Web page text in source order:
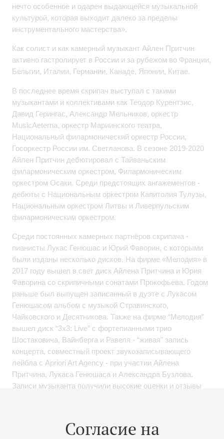
Согласие на
нечто особенное и одарен выдающейся музыкальной
культурой, которая выходит далеко за пределы
инструментального мастерства».
Как солист и как камерный музыкант Айлен Притчин
активно гастролирует в России и за рубежом во Франции,
Бельгии, Италии, Германии, Канаде, Японии, Китае.
В последнее время скрипач выступал с такими
музыкантами и коллективами как Теодор Курентзис,
Давид Герингас, Александр Мельников, оркестр
MusicAeterna, оркестр Мариинского театра,
Национальный филармонический оркестр России,
Госоркестр России им. Светланова. В сезоне 2019-2020
Айлен Притчин дебютировал с Тайваньским
филармоническим оркестром, Филармоническим
оркестром Осаки. Среди предстоящих ангажементов -
дебюты с Национальным оркестром Капитолия Тулузы,
Национальным оркестром Литвы и Ливерпульским
филармоническим оркестром.
Среди постоянных камерных партнёров скрипача -
пианисты Лукас Генюшас и Юрий Фаворин, с которыми
были изданы несколько дисков. На фирме «Мелодия» в
2017 году вышел в свет диск Айлена Притчина и Юрия
Фаворина со скрипичными сонатами Прокофьева. Годом
раньше был выпущен записанный в дуэте с Лукасом
Генюшасом альбом с музыкой Стравинского,
Чайковского и Десятникова. Также на фирме “Мелодия”
вышел диск “3х3: Live” с фортепианными трио
Шостаковича, Вайнберга и Равеля - “живая” запись
концерта, совместный проект звукозаписывающего
лейбла с Apriori Art Agency - при участии Айлена
Притчина, Лукаса Генюшаса и Александра Бузлова.
Записи музыканта получили высокие оценки и отзывы
французском лейбле Ad Vitam. На диске записаны